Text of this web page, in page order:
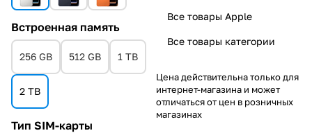
Встроенная память
256 GB 512 GB 1 TB
2 TB
Тип SIM-карты
Все товары Apple
Все товары категории
Цена действительна только для
интернет-магазина и может
отличаться от цен в розничных
магазинах